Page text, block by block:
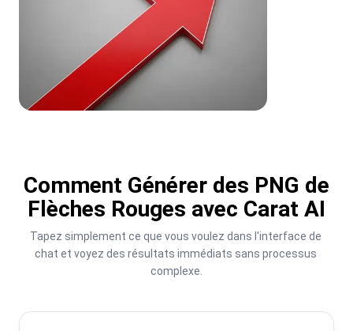
Comment Générer des PNG de
Flèches Rouges avec Carat AI
Tapez simplement ce que vous voulez dans l'interface de
chat et voyez des résultats immédiats sans processus
complexe.